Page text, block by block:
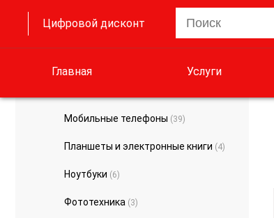
Цифровой дисконт
Главная Услуги
Мобильные телефоны (39)
Планшеты и электронные книги (4)
Ноутбуки (6)
Фототехника (3)